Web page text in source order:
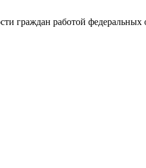
граждан работой федеральных